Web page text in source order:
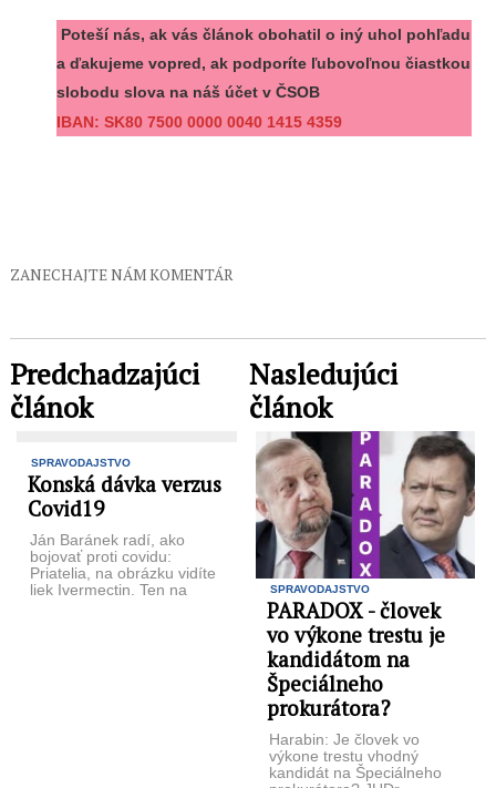
Poteší nás, ak vás článok obohatil o iný uhol pohľadu
a ďakujeme vopred, ak podporíte ľubovoľnou čiastkou
slobodu slova na náš účet v ČSOB
IBAN: SK80 7500 0000 0040 1415 4359
ZANECHAJTE NÁM KOMENTÁR
Predchadzajúci
článok
SPRAVODAJSTVO
Konská dávka verzus
Covid19
Ján Baránek radí, ako
bojovať proti covidu:
Priatelia, na obrázku vidíte
liek Ivermectin. Ten na
Nasledujúci
článok
SPRAVODAJSTVO
PARADOX - človek
vo výkone trestu je
kandidátom na
Špeciálneho
prokurátora?
Harabin: Je človek vo
výkone trestu vhodný
kandidát na Špeciálneho